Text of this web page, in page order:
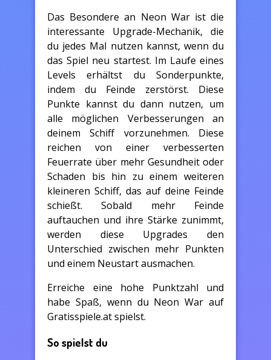
Das Besondere an Neon War ist die
interessante Upgrade-Mechanik, die
du jedes Mal nutzen kannst, wenn du
das Spiel neu startest. Im Laufe eines
Levels erhältst du Sonderpunkte,
indem du Feinde zerstörst. Diese
Punkte kannst du dann nutzen, um
alle möglichen Verbesserungen an
deinem Schiff vorzunehmen. Diese
reichen von einer verbesserten
Feuerrate über mehr Gesundheit oder
Schaden bis hin zu einem weiteren
kleineren Schiff, das auf deine Feinde
schießt. Sobald mehr Feinde
auftauchen und ihre Stärke zunimmt,
werden diese Upgrades den
Unterschied zwischen mehr Punkten
und einem Neustart ausmachen.
Erreiche eine hohe Punktzahl und
habe Spaß, wenn du Neon War auf
Gratisspiele.at spielst.
So spielst du